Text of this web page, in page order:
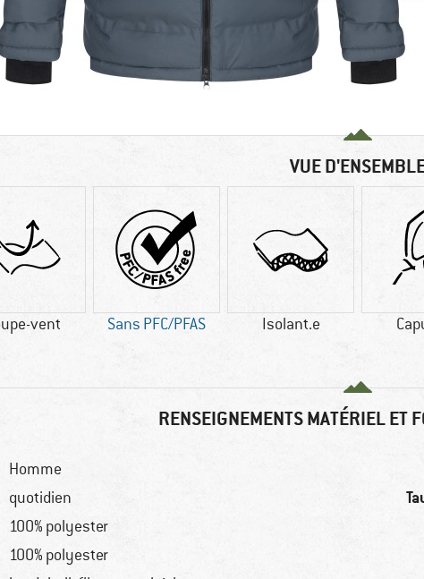
VUE
vent Sans PFC/PFAS Isolant.e
RENSEIGNEMENTS MATÉRIEL ET
Homme
quotidien
100% polyester
100% polyester